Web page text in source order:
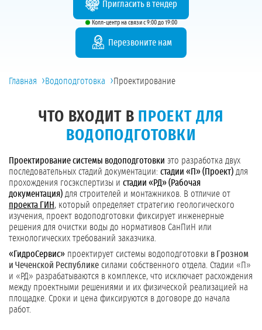
Пригласить в тендер
Колл-центр на связи с 9:00 до 19:00
Перезвоните нам
Главная ›Водоподготовка ›Проектирование
ЧТО ВХОДИТ В ПРОЕКТ ДЛЯ
ВОДОПОДГОТОВКИ
Проектирование системы водоподготовки это разработка двух
последовательных стадий документации: стадии «П» (Проект) для
прохождения госэкспертизы и стадии «РД» (Рабочая
документация) для строителей и монтажников. В отличие от
проекта ГИН, который определяет стратегию геологического
изучения, проект водоподготовки фиксирует инженерные
решения для очистки воды до нормативов СанПиН или
технологических требований заказчика.
«ГидроСервис» проектирует системы водоподготовки в Грозном
и Чеченской Республике силами собственного отдела. Стадии «П»
и «РД» разрабатываются в комплексе, что исключает расхождения
между проектными решениями и их физической реализацией на
площадке. Сроки и цена фиксируются в договоре до начала
работ.